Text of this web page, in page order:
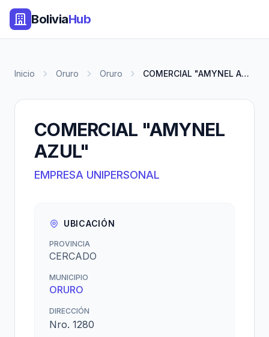
BoliviaHub
Inicio Oruro Oruro COMERCIAL "AMYNEL AZUL"
COMERCIAL "AMYNEL
AZUL"
EMPRESA UNIPERSONAL
UBICACIÓN
PROVINCIA
CERCADO
MUNICIPIO
ORURO
DIRECCIÓN
Nro. 1280